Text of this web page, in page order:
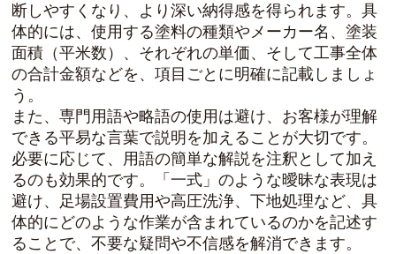
断しやすくなり、より深い納得感を得られます。具
体的には、使用する塗料の種類やメーカー名、塗装
面積（平米数）、それぞれの単価、そして工事全体
の合計金額などを、項目ごとに明確に記載しましょ
う。
また、専門用語や略語の使用は避け、お客様が理解
できる平易な言葉で説明を加えることが大切です。
必要に応じて、用語の簡単な解説を注釈として加え
るのも効果的です。「一式」のような曖昧な表現は
避け、足場設置費用や高圧洗浄、下地処理など、具
体的にどのような作業が含まれているのかを記述す
ることで、不要な疑問や不信感を解消できます。